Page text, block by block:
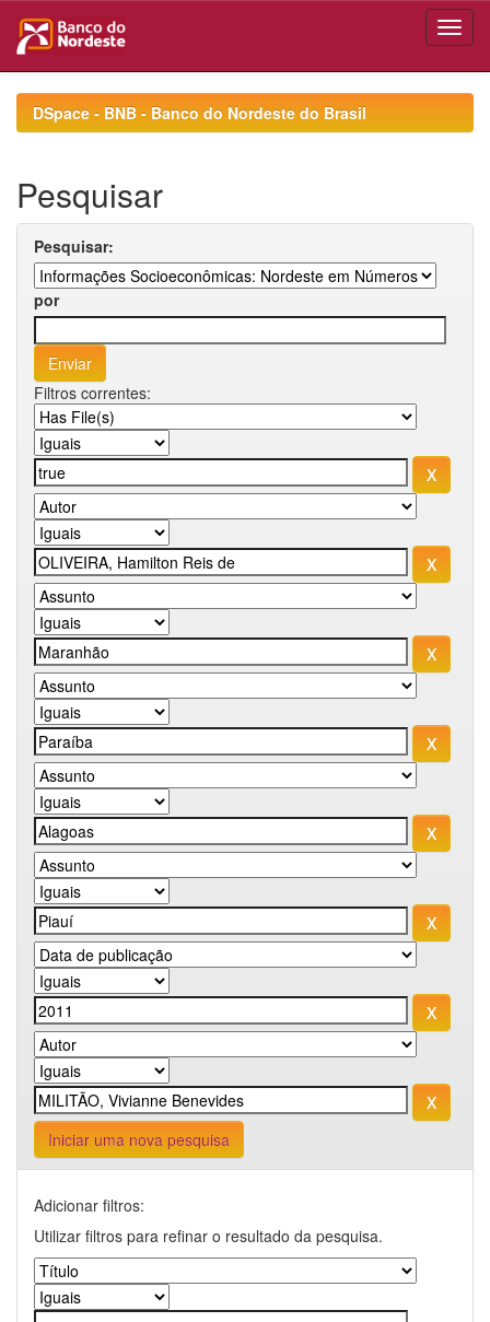
navigationDSpace - BNB - Banco do Nordeste do Brasil
Pesquisar
Pesquisar:
por
Filtros correntes:
Iniciar uma nova pesquisa
Adicionar filtros:
Utilizar filtros para refinar o resultado da pesquisa.